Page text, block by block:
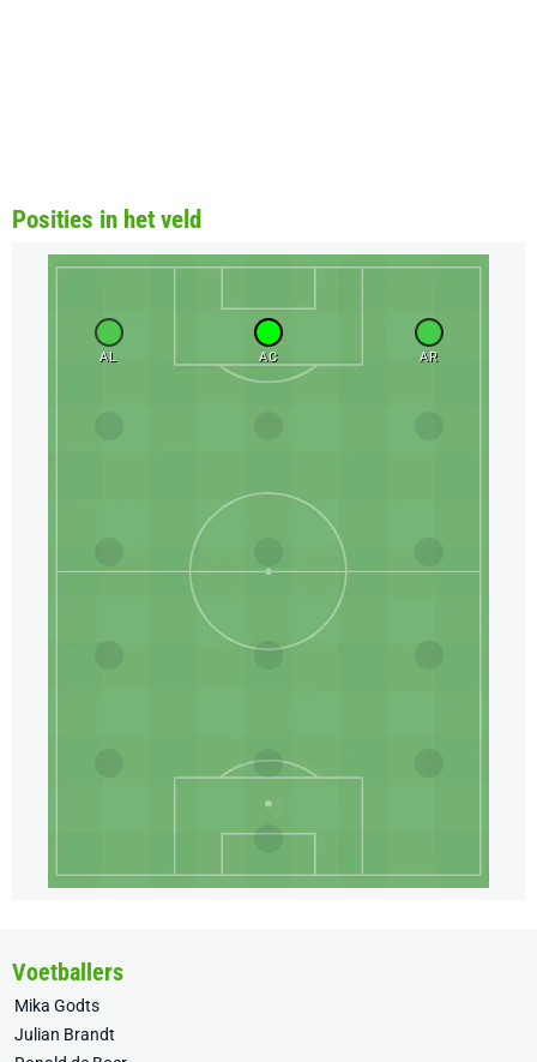
Posities in het veld
AL AC AR
Voetballers
Mika Godts
Julian Brandt